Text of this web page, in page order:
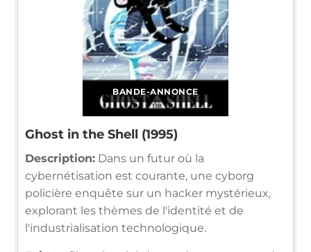
BANDE-ANNONCE
Ghost in the Shell (1995)
Description: Dans un futur où la
cybernétisation est courante, une cyborg
policière enquête sur un hacker mystérieux,
explorant les thèmes de l'identité et de
l'industrialisation technologique.